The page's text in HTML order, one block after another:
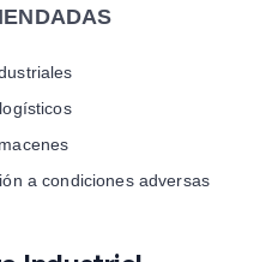
a condiciones adversas